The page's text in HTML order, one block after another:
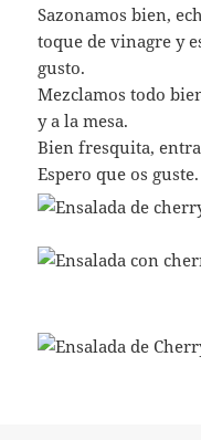
Sazonamos bien,
toque de vinagre y
gusto.
Mezclamos todo
y a la mesa.
Bien fresquita,
Espero que os guste.